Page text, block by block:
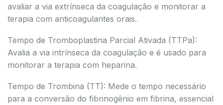
avaliar a via extrínseca da coagulação e monitorar a
terapia com anticoagulantes orais.
Tempo de Tromboplastina Parcial Ativada (TTPa):
Avalia a via intrínseca da coagulação e é usado para
monitorar a terapia com heparina.
Tempo de Trombina (TT): Mede o tempo necessário
para a conversão do fibrinogênio em fibrina, essencial